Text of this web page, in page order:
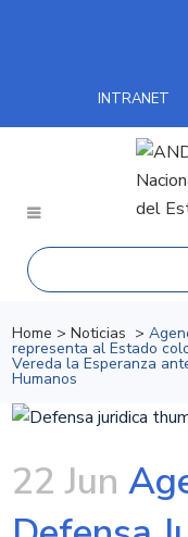
INTRANET
Home >Noticias >
representa al Estado
Vereda la Esperanza
Humanos
22 Jun